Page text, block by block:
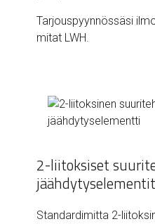
Tarjouspyynnössäsi
mitat LWH.
2-liitoksiset
jäähdytyselementit
Standardimitta 2-